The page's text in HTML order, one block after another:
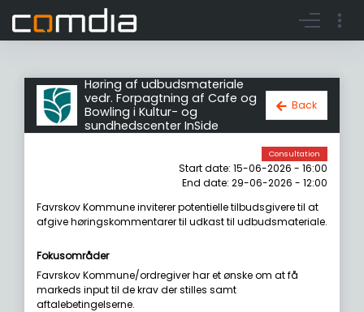
Go to login Register account
Høring af udbudsmateriale
vedr. Forpagtning af Cafe og
Bowling i Kultur- og
sundhedscenter InSide
Back
Consultation
Start date: 15-06-2026 - 16:00
End date: 29-06-2026 - 12:00
Favrskov Kommune inviterer potentielle tilbudsgivere til at
afgive høringskommentarer til udkast til udbudsmateriale.
Fokusområder
Favrskov Kommune/ordregiver har et ønske om at få
markeds input til de krav der stilles samt
aftalebetingelserne.